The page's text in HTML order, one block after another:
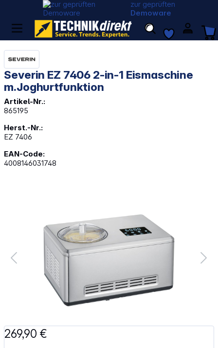
zur geprüften
Demoware
Severin EZ 7406 2-in-1 Eismaschine
m.Joghurtfunktion
Artikel-Nr.:
865195
Herst.-Nr.:
EZ 7406
EAN-Code:
4008146031748
269,90 €